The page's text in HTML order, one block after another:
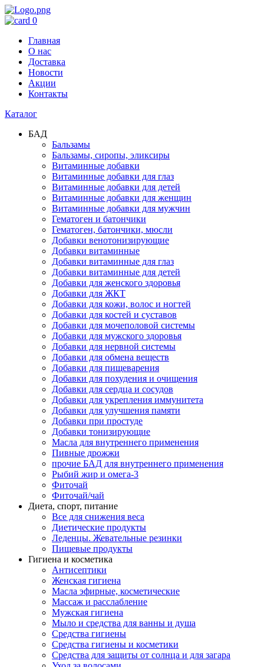
0
Главная
О нас
Доставка
Новости
Акции
Контакты
Каталог
БАД
Бальзамы
Бальзамы, сиропы, эликсиры
Витаминные добавки
Витаминные добавки для глаз
Витаминные добавки для детей
Витаминные добавки для женщин
Витаминные добавки для мужчин
Гематоген и батончики
Гематоген, батончики, мюсли
Добавки венотонизирующие
Добавки витаминные
Добавки витаминные для глаз
Добавки витаминные для детей
Добавки для женского здоровья
Добавки для ЖКТ
Добавки для кожи, волос и ногтей
Добавки для костей и суставов
Добавки для мочеполовой системы
Добавки для мужского здоровья
Добавки для нервной системы
Добавки для обмена веществ
Добавки для пищеварения
Добавки для похудения и очищения
Добавки для сердца и сосудов
Добавки для укрепления иммунитета
Добавки для улучшения памяти
Добавки при простуде
Добавки тонизирующие
Масла для внутреннего применения
Пивные дрожжи
прочие БАД для внутреннего применения
Рыбий жир и омега-3
Фиточай
Фиточай/чай
Диета, спорт, питание
Все для снижения веса
Диетические продукты
Леденцы. Жевательные резинки
Пищевые продукты
Гигиена и косметика
Антисептики
Женская гигиена
Масла эфирные, косметические
Массаж и расслабление
Мужская гигиена
Мыло и средства для ванны и душа
Средства гигиены
Средства гигиены и косметики
Средства для защиты от солнца и для загара